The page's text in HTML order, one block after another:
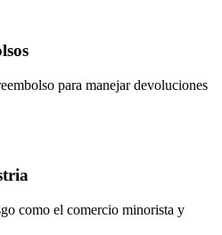
para manejar devoluciones
como el comercio minorista y